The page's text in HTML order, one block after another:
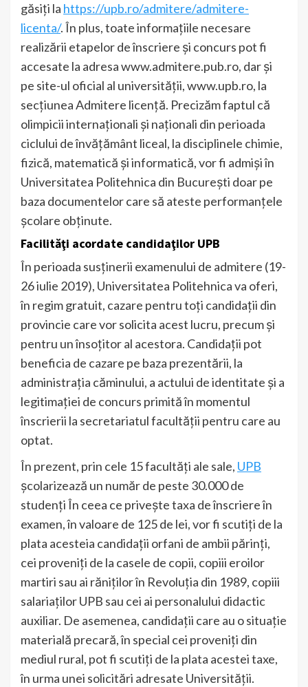
găsiți la https://upb.ro/admitere/admitere-
licenta/. În plus, toate informațiile necesare
realizării etapelor de înscriere şi concurs pot fi
accesate la adresa www.admitere.pub.ro, dar și
pe site-ul oficial al universității, www.upb.ro, la
secțiunea Admitere licență. Precizăm faptul că
olimpicii internaţionali şi naţionali din perioada
ciclului de învăţământ liceal, la disciplinele chimie,
fizică, matematică şi informatică, vor fi admişi în
Universitatea Politehnica din Bucureşti doar pe
baza documentelor care să ateste performanţele
şcolare obţinute.
Facilităţi acordate candidaţilor UPB
În perioada susţinerii examenului de admitere (19-
26 iulie 2019), Universitatea Politehnica va oferi,
în regim gratuit, cazare pentru toți candidații din
provincie care vor solicita acest lucru, precum și
pentru un însoțitor al acestora. Candidații pot
beneficia de cazare pe baza prezentării, la
administrația căminului, a actului de identitate și a
legitimației de concurs primită în momentul
înscrierii la secretariatul facultății pentru care au
optat.
În prezent, prin cele 15 facultăţi ale sale, UPB
şcolarizează un număr de peste 30.000 de
studenţi În ceea ce priveşte taxa de înscriere în
examen, în valoare de 125 de lei, vor fi scutiţi de la
plata acesteia candidaţii orfani de ambii părinţi,
cei proveniţi de la casele de copii, copiii eroilor
martiri sau ai răniţilor în Revoluţia din 1989, copiii
salariaţilor UPB sau cei ai personalului didactic
auxiliar. De asemenea, candidaţii care au o situaţie
materială precară, în special cei proveniţi din
mediul rural, pot fi scutiţi de la plata acestei taxe,
în urma unei solicitări adresate Universităţii.